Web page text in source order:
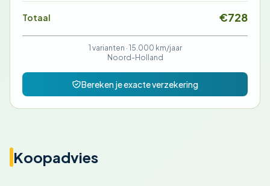
Totaal €728
1 varianten · 15.000 km/jaar
Noord-Holland
Bereken je exacte verzekering
Koopadvies